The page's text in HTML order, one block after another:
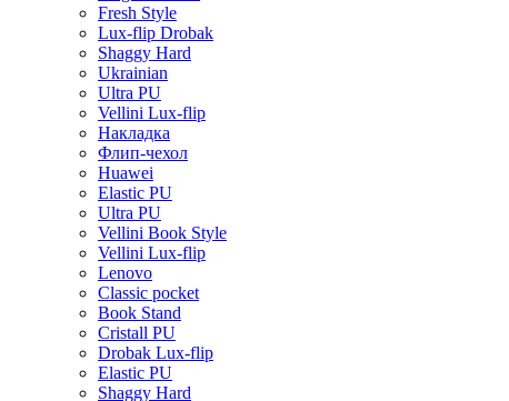
Fresh Style
Lux-flip Drobak
Shaggy Hard
Ukrainian
Ultra PU
Vellini Lux-flip
Накладка
Флип-чехол
Huawei
Elastic PU
Ultra PU
Vellini Book Style
Vellini Lux-flip
Lenovo
Classic pocket
Book Stand
Cristall PU
Drobak Lux-flip
Elastic PU
Shaggy Hard